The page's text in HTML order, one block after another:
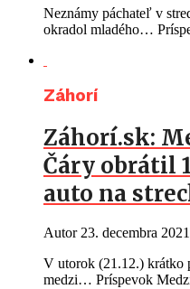
Neznámy páchateľ v
okradol mladého…
Záhorí
Záhorí.sk:
Čáry obrátil
auto na
Autor23. decembra 2021
V utorok (21.12.) krátko
medzi… Príspevok